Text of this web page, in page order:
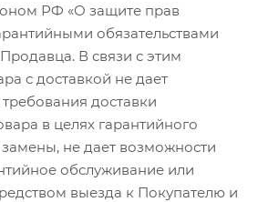
РФ «О защите прав
обязательствами
В связи с этим
с доставкой не дает
доставки
в целях гарантийного
не дает возможности
обслуживание или
выезда к Покупателю и